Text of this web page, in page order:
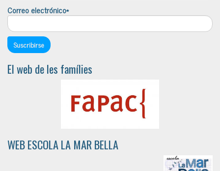
Correo electrónico*
El web de les famílies
WEB ESCOLA LA MAR BELLA